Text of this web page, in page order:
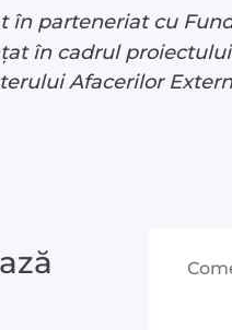
Donează
în parteneriat cu
în cadrul
Afacerilor